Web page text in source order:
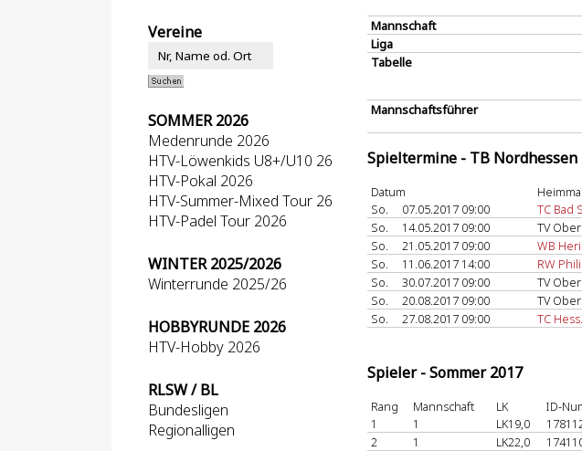
Vereine
SOMMER 2026
Medenrunde 2026
HTV-Löwenkids U8+/U10 26
HTV-Pokal 2026
HTV-Summer-Mixed Tour 26
HTV-Padel Tour 2026
WINTER 2025/2026
Winterrunde 2025/26
HOBBYRUNDE 2026
HTV-Hobby 2026
RLSW / BL
Bundesligen
Regionalligen
Mannschaft
Liga
Tabelle
Mannschaftsführer
Spieltermine - TB Nordhessen
Datum
So.
07.05.2017 09:00 TC Bad
So.
14.05.2017 09:00 TV
So.
21.05.2017 09:00 WB
So.
11.06.2017 14:00 RW
So.
30.07.2017 09:00 TV
So.
20.08.2017 09:00 TV
So.
27.08.2017 09:00 TC
Spieler - Sommer 2017
Rang Mannschaft LK ID-
1
1 LK19,0
2
1 LK22,0